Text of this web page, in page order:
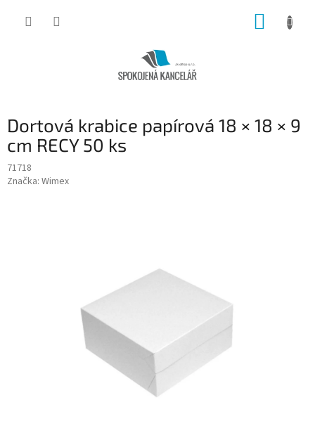
Dortová krabice papírová 18 × 18 × 9
cm RECY 50 ks
71718
Značka: Wimex